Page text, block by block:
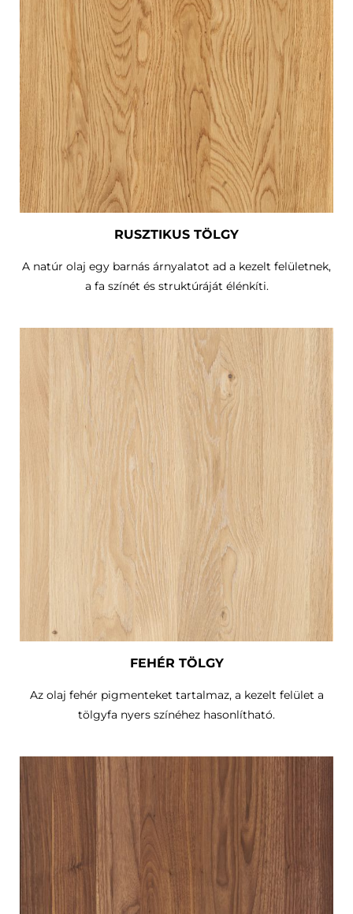
RUSZTIKUS TÖLGY
A natúr olaj egy barnás árnyalatot ad a kezelt felületnek,
a fa színét és struktúráját élénkíti.
FEHÉR TÖLGY
Az olaj fehér pigmenteket tartalmaz, a kezelt felület a
tölgyfa nyers színéhez hasonlítható.